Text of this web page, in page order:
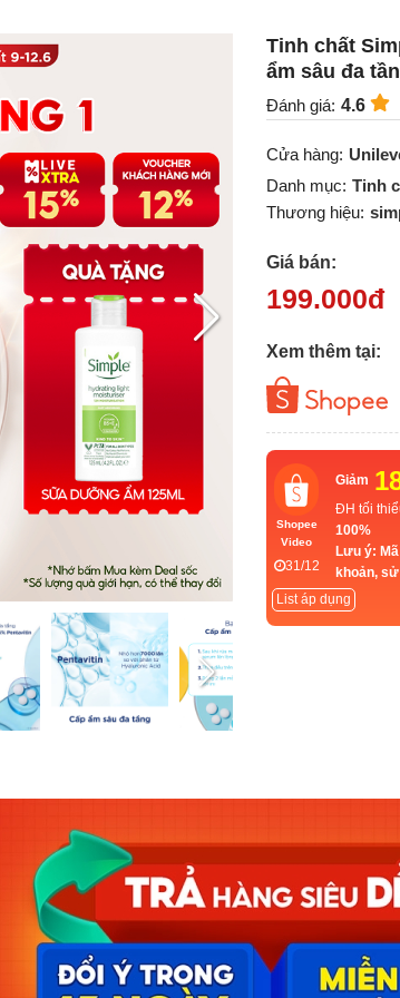
Tinh chất
ẩm sâu đa
Đánh giá: 4.6
Cửa hàng:
Danh mục: Tinh
Thương hiệu:
Giá bán:
199.000đ
Xem thêm tại:
Shopee
Video
31/12
Giảm
ĐH tối
100%
Lưu ý:
khoản, sử
List áp dụng